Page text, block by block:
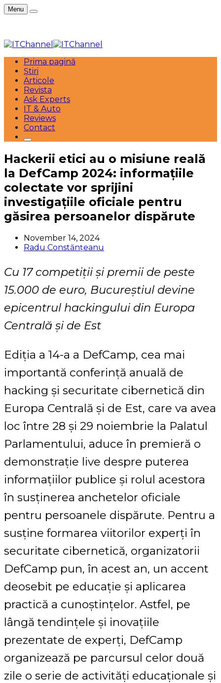
Menu
Prima pagină
Știri
Articole
Revista
Ask Experts
IT & Auto
Reviews
Contact
Hackerii etici au o misiune reală
la DefCamp 2024: informațiile
colectate vor sprijini
investigațiile oficiale pentru
găsirea persoanelor dispărute
November 14, 2024
Radu Constănțeanu
Cu 17 competiții și premii de peste
15.000 de euro, Bucureștiul devine
epicentrul hackingului din Europa
Centrală și de Est
Ediția a 14-a a DefCamp, cea mai
importantă conferință anuală de
hacking și securitate cibernetică din
Europa Centrală și de Est, care va avea
loc între 28 și 29 noiembrie la Palatul
Parlamentului, aduce în premieră o
demonstrație live despre puterea
informațiilor publice și rolul acestora
în susținerea anchetelor oficiale
pentru persoanele dispărute. Pentru a
susține formarea viitorilor experți în
securitate cibernetică, organizatorii
DefCamp pun, în acest an, un accent
deosebit pe educație și aplicarea
practică a cunoștințelor. Astfel, pe
lângă tendințele și inovațiile
prezentate de experți, DefCamp
organizează pe parcursul celor două
zile o serie de activități educaționale și